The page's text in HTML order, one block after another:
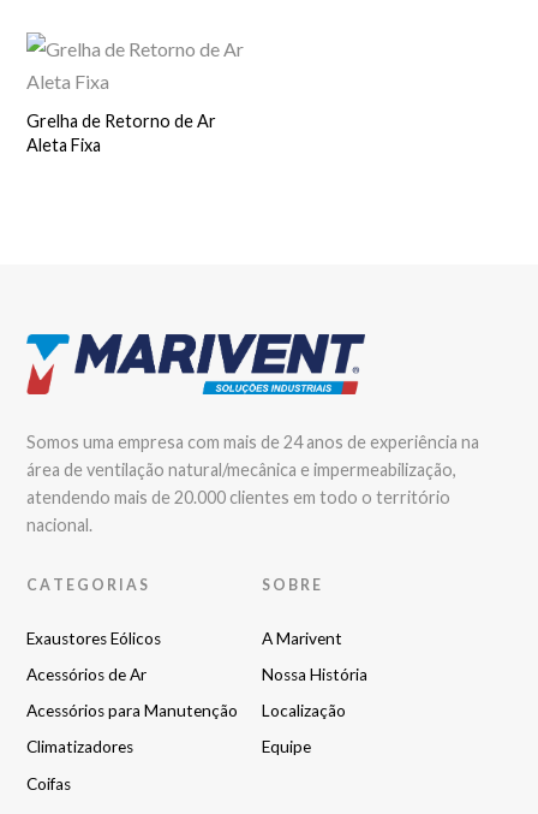
Grelha de Retorno de Ar
Aleta Fixa
Somos uma empresa com mais de 24 anos de experiência na
área de ventilação natural/mecânica e impermeabilização,
atendendo mais de 20.000 clientes em todo o território
nacional.
CATEGORIAS
Exaustores Eólicos
Acessórios de Ar
Acessórios para Manutenção
Climatizadores
Coifas
SOBRE
A Marivent
Nossa História
Localização
Equipe